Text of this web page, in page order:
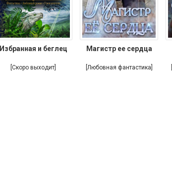
Избранная и беглец
[Скоро выходит]
Магистр ее сердца
[Любовная фантастика]